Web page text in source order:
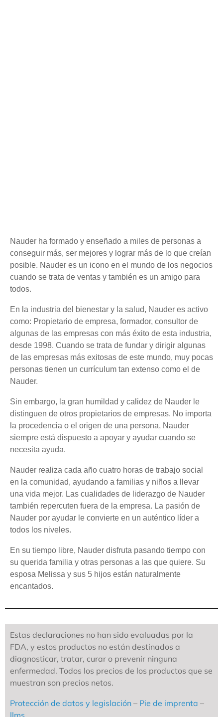
Nauder ha formado y enseñado a miles de personas a
conseguir más, ser mejores y lograr más de lo que creían
posible. Nauder es un icono en el mundo de los negocios
cuando se trata de ventas y también es un amigo para
todos.
En la industria del bienestar y la salud, Nauder es activo
como: Propietario de empresa, formador, consultor de
algunas de las empresas con más éxito de esta industria,
desde 1998. Cuando se trata de fundar y dirigir algunas
de las empresas más exitosas de este mundo, muy pocas
personas tienen un currículum tan extenso como el de
Nauder.
Sin embargo, la gran humildad y calidez de Nauder le
distinguen de otros propietarios de empresas. No importa
la procedencia o el origen de una persona, Nauder
siempre está dispuesto a apoyar y ayudar cuando se
necesita ayuda.
Nauder realiza cada año cuatro horas de trabajo social
en la comunidad, ayudando a familias y niños a llevar
una vida mejor. Las cualidades de liderazgo de Nauder
también repercuten fuera de la empresa. La pasión de
Nauder por ayudar le convierte en un auténtico líder a
todos los niveles.
En su tiempo libre, Nauder disfruta pasando tiempo con
su querida familia y otras personas a las que quiere. Su
esposa Melissa y sus 5 hijos están naturalmente
encantados.
Estas declaraciones no han sido evaluadas por la
FDA, y estos productos no están destinados a
diagnosticar, tratar, curar o prevenir ninguna
enfermedad. Todos los precios de los productos que se
muestran son precios netos.
Protección de datos y legislación – Pie de imprenta –
llms